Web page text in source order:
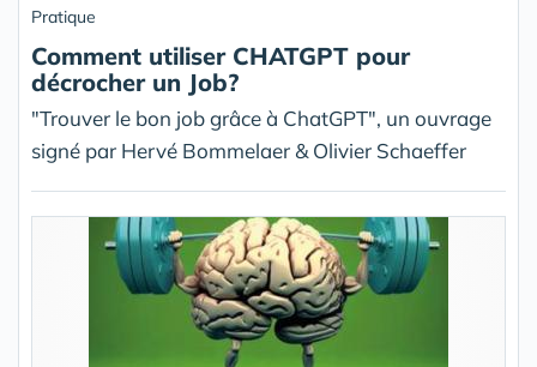
Pratique
Comment utiliser CHATGPT pour
décrocher un Job?
"Trouver le bon job grâce à ChatGPT", un ouvrage
signé par Hervé Bommelaer & Olivier Schaeffer